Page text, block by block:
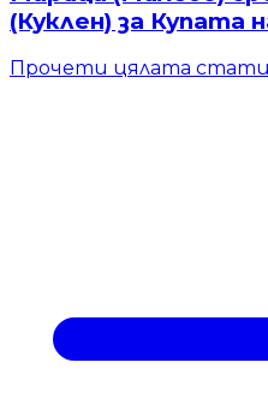
(Куклен) за Купата
Прочети цялата